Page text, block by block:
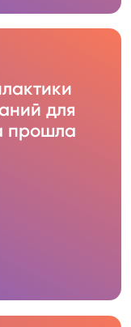
для
прошла